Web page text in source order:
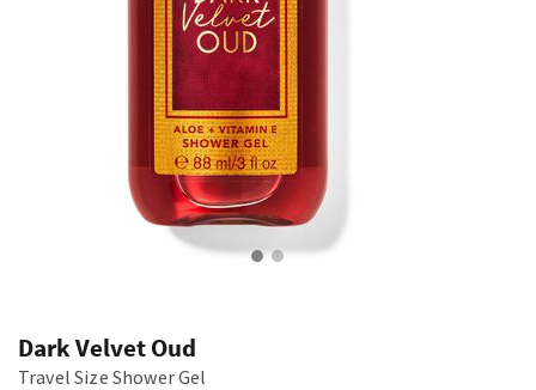
Dark Velvet Oud
Travel Size Shower Gel